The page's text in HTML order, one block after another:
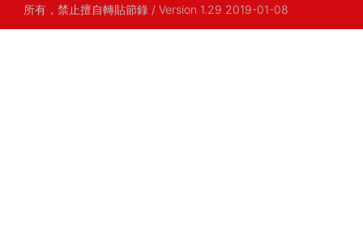
所有，禁止擅自轉貼節錄 / Version 1.29 2019-01-08